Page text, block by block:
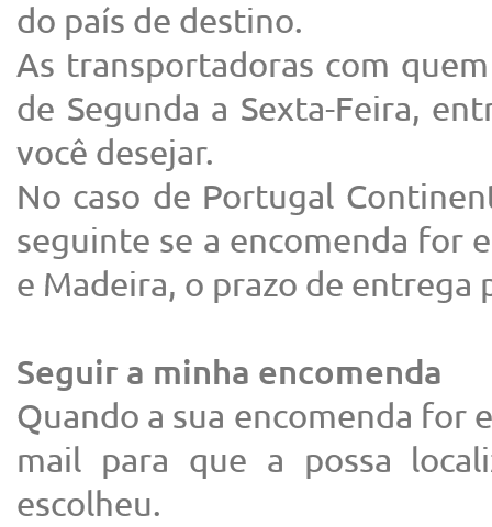
do país de destino.
As transportadoras com
de Segunda a Sexta-Feira,
você desejar.
No caso de Portugal
seguinte se a encomenda for
e Madeira, o prazo de entrega
Seguir a minha encomenda
Quando a sua encomenda for
mail para que a possa
escolheu.